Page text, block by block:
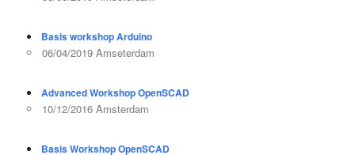
Basis workshop Arduino
06/04/2019 Amseterdam
Advanced Workshop OpenSCAD
10/12/2016 Amsterdam
Basis Workshop OpenSCAD